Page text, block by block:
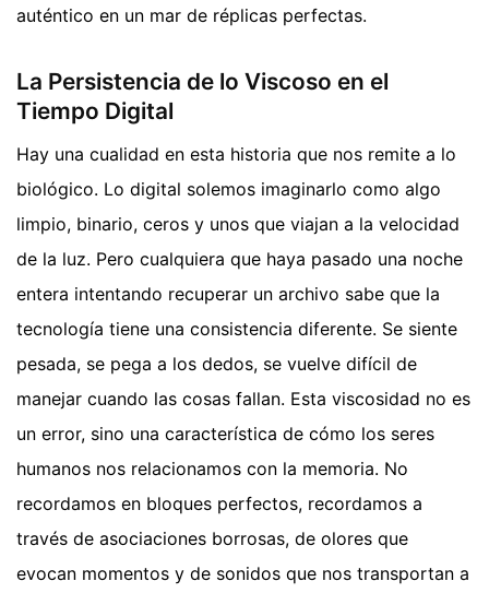
auténtico en un mar de réplicas perfectas.
La Persistencia de lo Viscoso en el
Tiempo Digital
Hay una cualidad en esta historia que nos remite a lo
biológico. Lo digital solemos imaginarlo como algo
limpio, binario, ceros y unos que viajan a la velocidad
de la luz. Pero cualquiera que haya pasado una noche
entera intentando recuperar un archivo sabe que la
tecnología tiene una consistencia diferente. Se siente
pesada, se pega a los dedos, se vuelve difícil de
manejar cuando las cosas fallan. Esta viscosidad no es
un error, sino una característica de cómo los seres
humanos nos relacionamos con la memoria. No
recordamos en bloques perfectos, recordamos a
través de asociaciones borrosas, de olores que
evocan momentos y de sonidos que nos transportan a